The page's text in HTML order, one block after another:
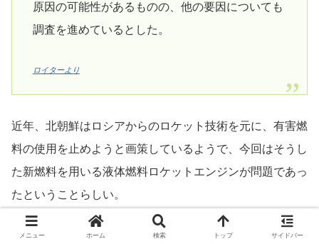
原因の可能性があるものの、他の要因についても
調査を進めているとした。
ロイターより
近年、北朝鮮はロシアからのロケット技術を元に、有害燃
料の使用を止めようと画策しているようで、今回はそうし
た新燃料を用いる液体燃料ロケットエンジンが問題であっ
たということらしい。
北朝鮮では、何か失敗すると良く銃殺刑になるニュースが
メニュー ホーム 検索 トップ サイドバー